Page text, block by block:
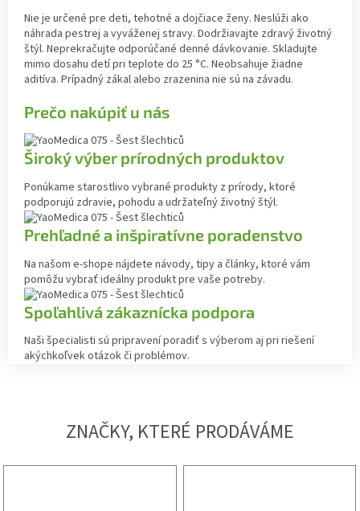
Nie je určené pre deti, tehotné a dojčiace ženy. Neslúži ako
náhrada pestrej a vyváženej stravy. Dodržiavajte zdravý životný
štýl. Neprekračujte odporúčané denné dávkovanie. Skladujte
mimo dosahu detí pri teplote do 25 °C. Neobsahuje žiadne
aditíva. Prípadný zákal alebo zrazenina nie sú na závadu.
Prečo nakúpiť u nás
Široký výber prírodných produktov
Ponúkame starostlivo vybrané produkty z prírody, ktoré
podporujú zdravie, pohodu a udržateľný životný štýl.
Prehľadné a inšpiratívne poradenstvo
Na našom e-shope nájdete návody, tipy a články, ktoré vám
pomôžu vybrať ideálny produkt pre vaše potreby.
Spoľahlivá zákaznícka podpora
Naši špecialisti sú pripravení poradiť s výberom aj pri riešení
akýchkoľvek otázok či problémov.
ZNAČKY, KTERÉ PRODÁVÁME